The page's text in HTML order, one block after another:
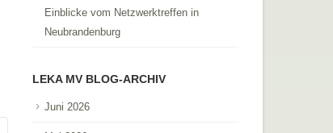
Einblicke vom Netzwerktreffen in
Neubrandenburg
LEKA MV BLOG-ARCHIV
Juni 2026